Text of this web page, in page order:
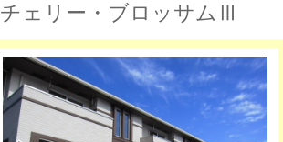
チェリー・ブロッサムⅢ